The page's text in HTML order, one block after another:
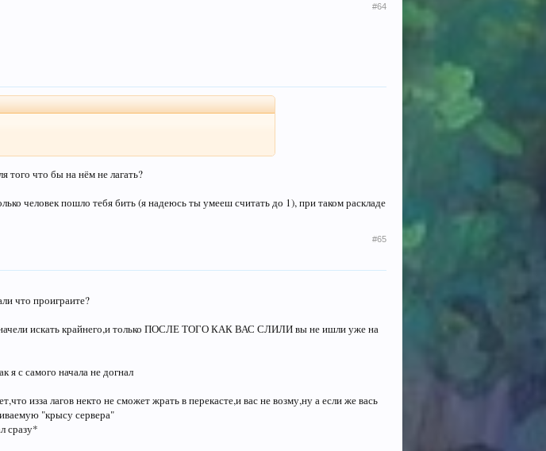
#64
того что бы на нём не лагать?
человек пошло тебя бить (я надеюсь ты умееш считать до 1), при таком раскладе
#65
что проиграите?
начели искать крайнего,и только ПОСЛЕ ТОГО КАК ВАС СЛИЛИ вы не ишли уже на
я с самого начала не догнал
изза лагов некто не сможет жрать в перекасте,и вас не возму,ну а если же вась
"крысу сервера"
сразу*